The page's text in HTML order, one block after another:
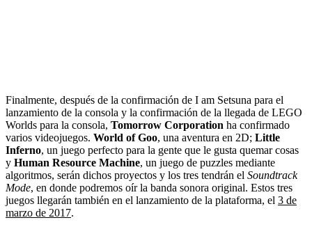
Finalmente, después de la confirmación de I am Setsuna para el
lanzamiento de la consola y la confirmación de la llegada de LEGO
Worlds para la consola, Tomorrow Corporation ha confirmado
varios videojuegos. World of Goo, una aventura en 2D; Little
Inferno, un juego perfecto para la gente que le gusta quemar cosas
y Human Resource Machine, un juego de puzzles mediante
algoritmos, serán dichos proyectos y los tres tendrán el Soundtrack
Mode, en donde podremos oír la banda sonora original. Estos tres
juegos llegarán también en el lanzamiento de la plataforma, el 3 de
marzo de 2017.